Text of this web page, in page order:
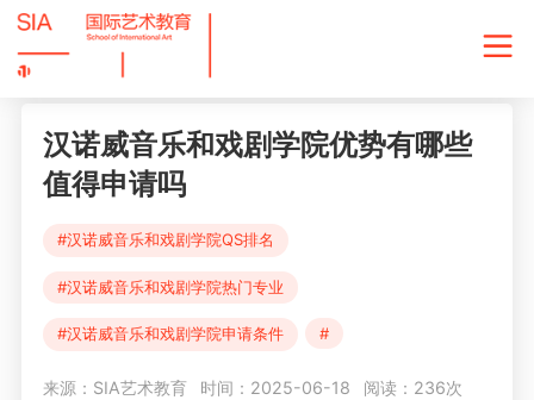
汉诺威音乐和戏剧学院优势有哪些
值得申请吗
#汉诺威音乐和戏剧学院QS排名
#汉诺威音乐和戏剧学院热门专业
#汉诺威音乐和戏剧学院申请条件 #
来源：SIA艺术教育 时间：2025-06-18 阅读：236次